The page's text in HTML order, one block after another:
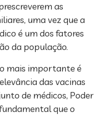
as
uma vez que a
é um dos fatores
da população.
mais importante é
das vacinas
de médicos, Poder
que o